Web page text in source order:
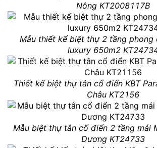
Nông KT2008117B
Mẫu thiết kế biệt thự 2 tầng phong
luxury 650m2
Thiết kế biệt thự tân cổ điển KBT
Châu KT2156
Mẫu biệt thự tân cổ điển 2 tầng mái
Dương KT24733